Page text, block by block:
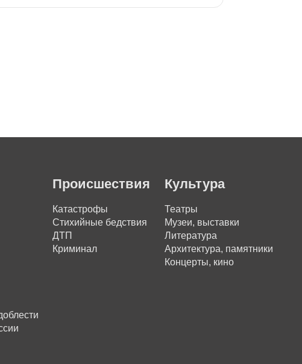
Происшествия
Катастрофы
Стихийные бедствия
ДТП
Криминал
Культура
Театры
Музеи, выставки
Литература
Архитектура, памятники
Концерты, кино